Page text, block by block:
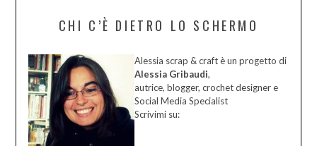
CHI C’È DIETRO LO SCHERMO
Alessia scrap & craft è un progetto di
Alessia Gribaudi,
autrice, blogger, crochet designer e
Social Media Specialist
Scrivimi su: